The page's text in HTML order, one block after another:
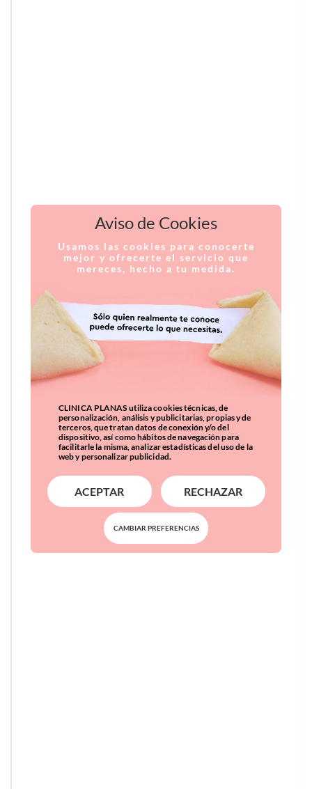
Aviso de Cookies
Usamos las cookies para conocerte
mejor y ofrecerte el servicio que
mereces, hecho a tu medida.
CLINICA PLANAS utiliza cookies técnicas, de
personalización, análisis y publicitarias, propias y de
terceros, que tratan datos de conexión y/o del
dispositivo, así como hábitos de navegación para
facilitarle la misma, analizar estadísticas del uso de la
web y personalizar publicidad.
ACEPTAR RECHAZAR
CAMBIAR PREFERENCIAS